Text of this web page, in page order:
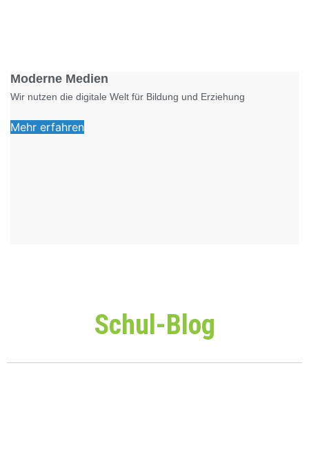
Moderne Medien
Wir nutzen die digitale Welt für Bildung und Erziehung
Mehr erfahren
Schul-Blog